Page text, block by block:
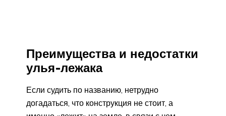
Преимущества и недостатки
улья-лежака
Если судить по названию, нетрудно
догадаться, что конструкция не стоит, а